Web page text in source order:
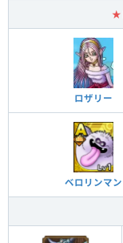
★
ロザリー
ベロリンマン